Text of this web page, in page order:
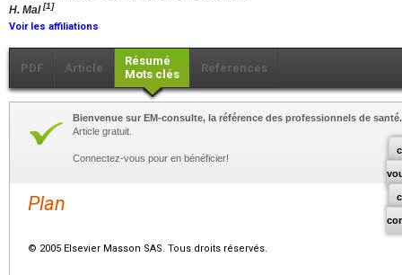
H. Mal[1]
Voir les affiliations
PDF Article
Résumé
Mots clés
Références
Bienvenue sur EM-consulte, la référence des professionnels de santé.
Article gratuit.
Connectez-vous pour en bénéficier!
Plan
© 2005 Elsevier Masson SAS. Tous droits réservés.